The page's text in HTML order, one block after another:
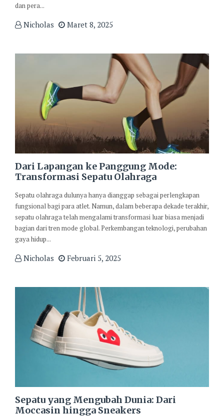
dan pera...
Nicholas Maret 8, 2025
Dari Lapangan ke Panggung Mode:
Transformasi Sepatu Olahraga
Sepatu olahraga dulunya hanya dianggap sebagai perlengkapan
fungsional bagi para atlet. Namun, dalam beberapa dekade terakhir,
sepatu olahraga telah mengalami transformasi luar biasa menjadi
bagian dari tren mode global. Perkembangan teknologi, perubahan
gaya hidup...
Nicholas Februari 5, 2025
Sepatu yang Mengubah Dunia: Dari
Moccasin hingga Sneakers